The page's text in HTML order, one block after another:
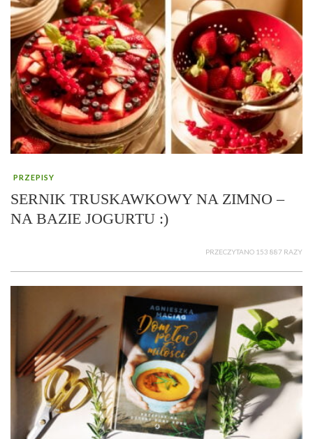
PRZEPISY
SERNIK TRUSKAWKOWY NA ZIMNO –
NA BAZIE JOGURTU :)
PRZECZYTANO 153 887 RAZY